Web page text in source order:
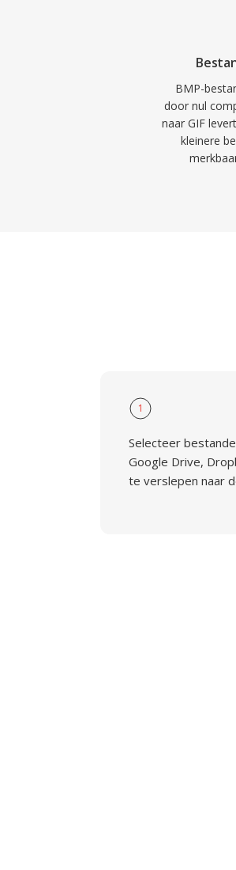
BMP-
door nul
naar GIF
kleinere
1
Selecteer
Google Drive,
te verslepen naar